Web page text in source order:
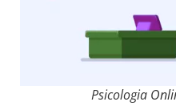
Psicologia